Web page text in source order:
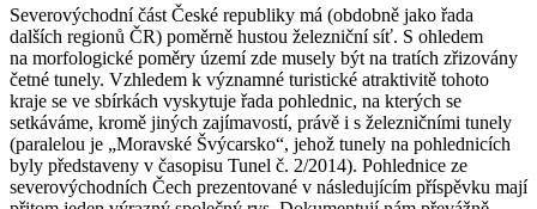
Severovýchodní část České republiky má (obdobně jako řada
dalších regionů ČR) poměrně hustou železniční síť. S ohledem
na morfologické poměry území zde musely být na tratích zřizovány
četné tunely. Vzhledem k významné turistické atraktivitě tohoto
kraje se ve sbírkách vyskytuje řada pohlednic, na kterých se
setkáváme, kromě jiných zajímavostí, právě i s železničními tunely
(paralelou je „Moravské Švýcarsko“, jehož tunely na pohlednicích
byly představeny v časopisu Tunel č. 2/2014). Pohlednice ze
severovýchodních Čech prezentované v následujícím příspěvku mají